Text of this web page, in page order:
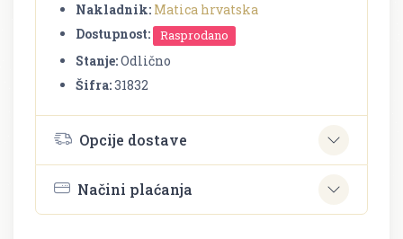
Nakladnik: Matica hrvatska
Dostupnost:
Rasprodano
Stanje:Odlično
Šifra:31832
Opcije dostave
Načini plaćanja